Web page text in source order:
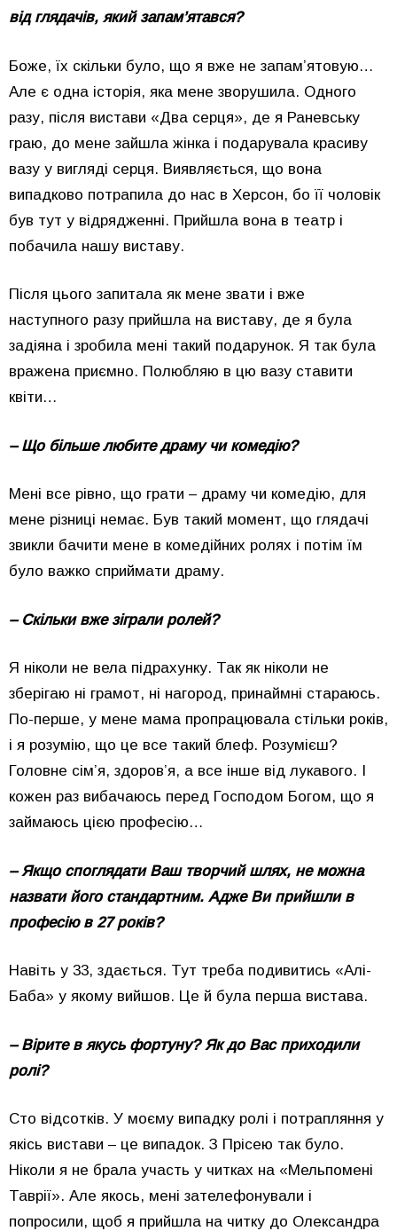
від глядачів, який запам’ятався?
Боже, їх скільки було, що я вже не запам’ятовую…
Але є одна історія, яка мене зворушила. Одного
разу, після вистави «Два серця», де я Раневську
граю, до мене зайшла жінка і подарувала красиву
вазу у вигляді серця. Виявляється, що вона
випадково потрапила до нас в Херсон, бо її чоловік
був тут у відрядженні. Прийшла вона в театр і
побачила нашу виставу.
Після цього запитала як мене звати і вже
наступного разу прийшла на виставу, де я була
задіяна і зробила мені такий подарунок. Я так була
вражена приємно. Полюбляю в цю вазу ставити
квіти…
– Що більше любите драму чи комедію?
Мені все рівно, що грати – драму чи комедію, для
мене різниці немає. Був такий момент, що глядачі
звикли бачити мене в комедійних ролях і потім їм
було важко сприймати драму.
– Скільки вже зіграли ролей?
Я ніколи не вела підрахунку. Так як ніколи не
зберігаю ні грамот, ні нагород, принаймні стараюсь.
По-перше, у мене мама пропрацювала стільки років,
і я розумію, що це все такий блеф. Розумієш?
Головне сім’я, здоров’я, а все інше від лукавого. І
кожен раз вибачаюсь перед Господом Богом, що я
займаюсь цією професію…
– Якщо споглядати Ваш творчий шлях, не можна
назвати його стандартним. Адже Ви прийшли в
професію в 27 років?
Навіть у 33, здається. Тут треба подивитись «Алі-
Баба» у якому вийшов. Це й була перша вистава.
– Вірите в якусь фортуну? Як до Вас приходили
ролі?
Сто відсотків. У моєму випадку ролі і потрапляння у
якісь вистави – це випадок. З Прісею так було.
Ніколи я не брала участь у читках на «Мельпомені
Таврії». Але якось, мені зателефонували і
попросили, щоб я прийшла на читку до Олександра